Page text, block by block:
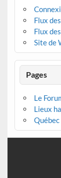
Flux
Flux
Site de
Pages
Le
Lieux